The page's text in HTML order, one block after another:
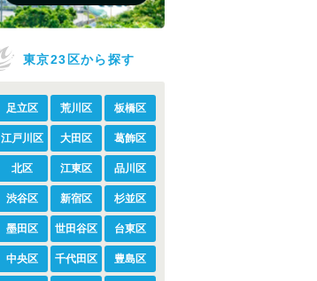
東京23区から探す
足立区 荒川区 板橋区
江戸川区 大田区 葛飾区
北区 江東区 品川区
渋谷区 新宿区 杉並区
墨田区 世田谷区 台東区
中央区 千代田区 豊島区